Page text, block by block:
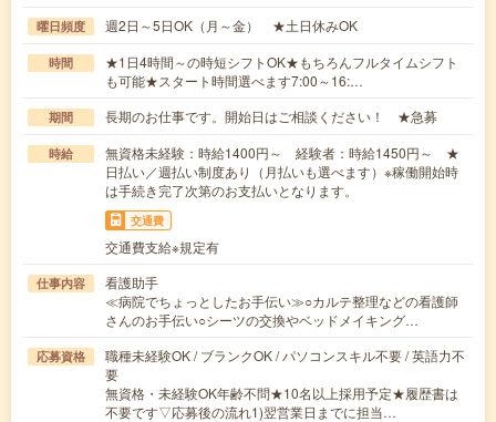
曜日頻度 週2日～5日OK（月～金） ★土日休みOK
時間
★1日4時間～の時短シフトOK★もちろんフルタイムシフト
も可能★スタート時間選べます7:00～16:…
期間 長期のお仕事です。開始日はご相談ください！ ★急募
時給
無資格未経験：時給1400円～ 経験者：時給1450円～ ★
日払い／週払い制度あり（月払いも選べます）※稼働開始時
は手続き完了次第のお支払いとなります。
交通費
交通費支給※規定有
仕事内容
看護助手
≪病院でちょっとしたお手伝い≫○カルテ整理などの看護師
さんのお手伝い○シーツの交換やベッドメイキング…
応募資格
職種未経験OK / ブランクOK / パソコンスキル不要 / 英語力不
要
無資格・未経験OK年齢不問★10名以上採用予定★履歴書は
不要です▽応募後の流れ1)翌営業日までに担当…